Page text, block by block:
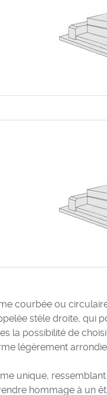
courbée ou
stèle droite, qui
la possibilité de
légèrement
unique,
hommage à un